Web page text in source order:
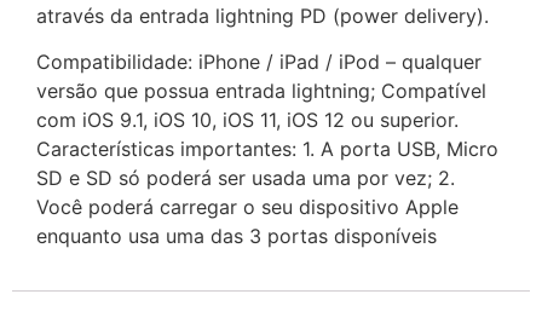
através da entrada lightning PD (power delivery).
Compatibilidade: iPhone / iPad / iPod – qualquer
versão que possua entrada lightning; Compatível
com iOS 9.1, iOS 10, iOS 11, iOS 12 ou superior.
Características importantes: 1. A porta USB, Micro
SD e SD só poderá ser usada uma por vez; 2.
Você poderá carregar o seu dispositivo Apple
enquanto usa uma das 3 portas disponíveis